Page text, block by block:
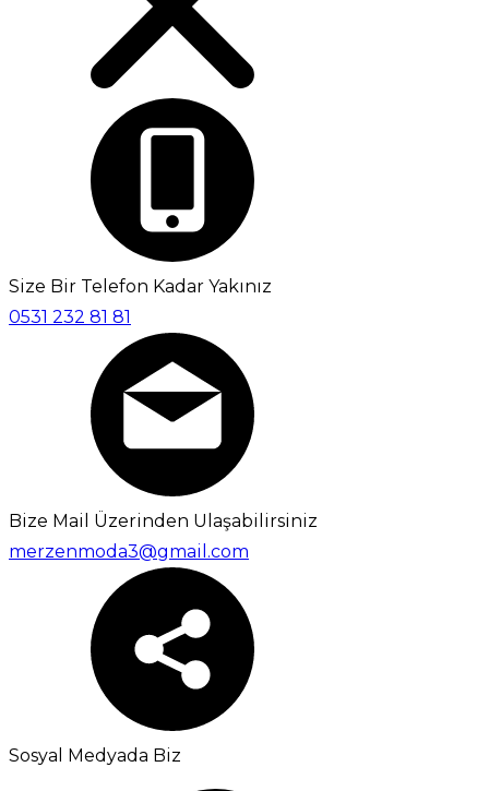
Size Bir Telefon Kadar Yakınız
0531 232 81 81
Bize Mail Üzerinden Ulaşabilirsiniz
merzenmoda3@gmail.com
Sosyal Medyada Biz